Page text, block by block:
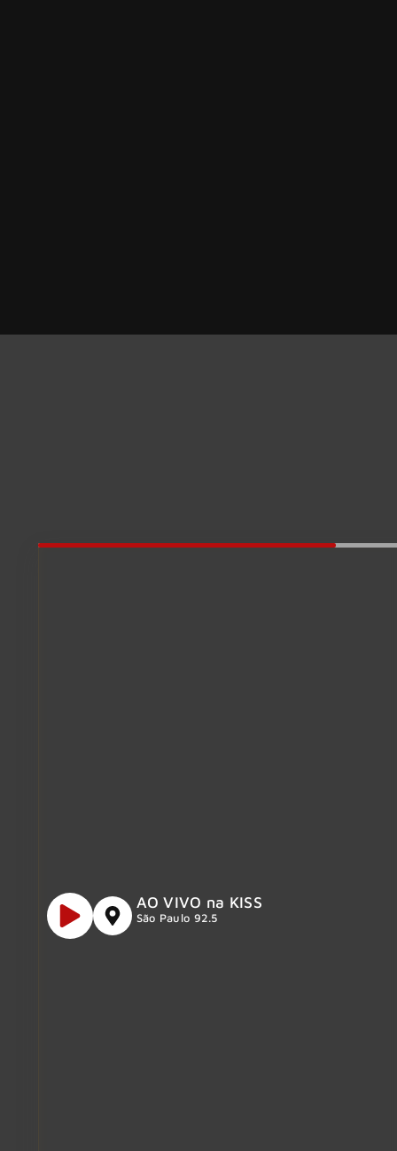
AO VIVO na KISS
São Paulo 92.5